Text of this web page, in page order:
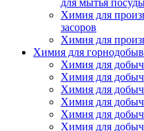
для мытья
Химия для
засоров
Химия для
Химия для
Химия для
Химия для
Химия для
Химия для
Химия для
Химия для